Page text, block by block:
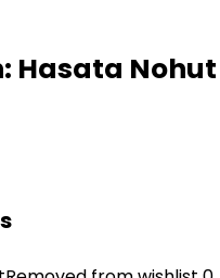
Hasata Nohut